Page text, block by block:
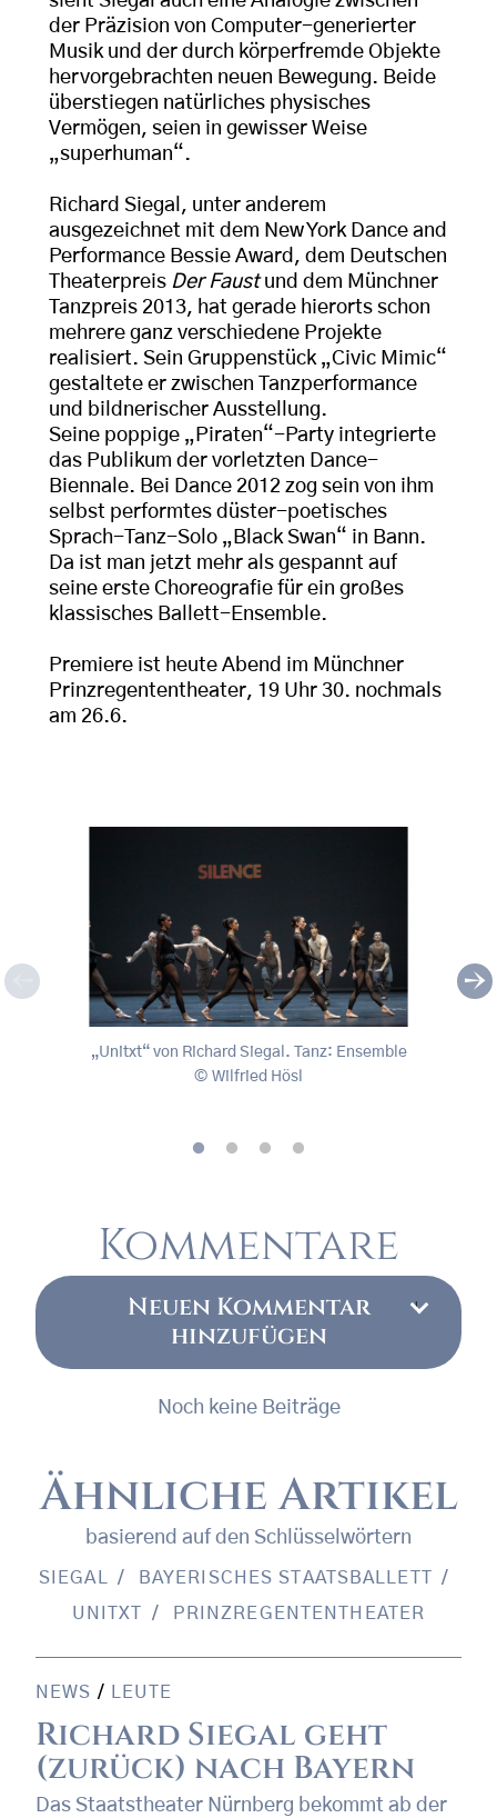
der Präzision von Computer-generierter
Musik und der durch körperfremde Objekte
hervorgebrachten neuen Bewegung. Beide
überstiegen natürliches physisches
Vermögen, seien in gewisser Weise
„superhuman“.
Richard Siegal, unter anderem
ausgezeichnet mit dem New York Dance and
Performance Bessie Award, dem Deutschen
Theaterpreis Der Faustund dem Münchner
Tanzpreis 2013, hat gerade hierorts schon
mehrere ganz verschiedene Projekte
realisiert. Sein Gruppenstück „Civic Mimic“
gestaltete er zwischen Tanzperformance
und bildnerischer Ausstellung.
Seine poppige „Piraten“-Party integrierte
das Publikum der vorletzten Dance-
Biennale. Bei Dance 2012 zog sein von ihm
selbst performtes düster-poetisches
Sprach-Tanz-Solo „Black Swan“ in Bann.
Da ist man jetzt mehr als gespannt auf
seine erste Choreografie für ein großes
klassisches Ballett-Ensemble.
Premiere ist heute Abend im Münchner
Prinzregententheater, 19 Uhr 30. nochmals
am 26.6.
, © Wilfried Hösl
„Unitxt“ von Richard Siegal. Tanz: Ensemble
Wilfried Hösl
Kommentare
Neuen Kommentar
hinzufügen
Noch keine Beiträge
Ähnliche Artikel
basierend auf den Schlüsselwörtern
SIEGAL
BAYERISCHES STAATSBALLETT
UNITXT
PRINZREGENTENTHEATER
NEWS / LEUTE
Richard Siegal geht
(zurück) nach Bayern
Das Staatstheater Nürnberg bekommt ab der